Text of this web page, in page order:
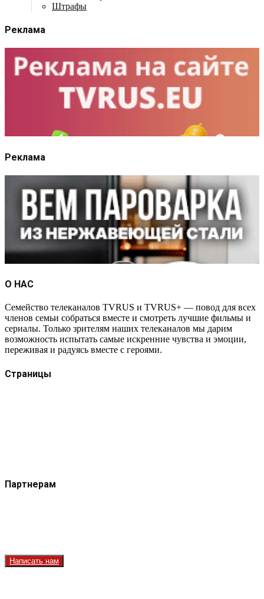
Штрафы
Реклама
Реклама
О НАС
Семейство телеканалов TVRUS и TVRUS+ — повод для всех
членов семьи собраться вместе и смотреть лучшие фильмы и
сериалы. Только зрителям наших телеканалов мы дарим
возможность испытать самые искренние чувства и эмоции,
переживая и радуясь вместе с героями.
Страницы
Партнерам
Написать нам